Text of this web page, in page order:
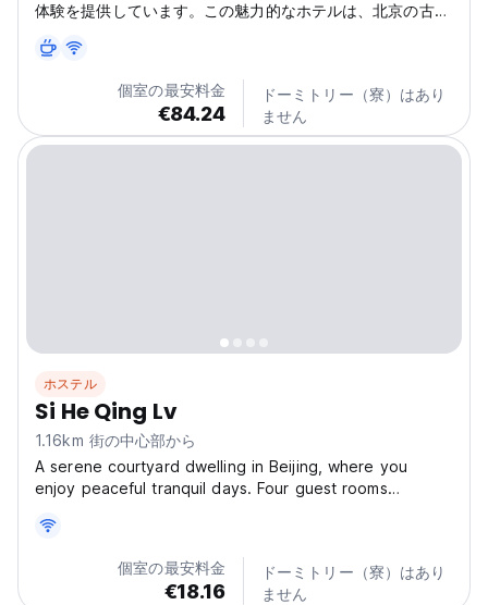
体験を提供しています。この魅力的なホテルは、北京の古代
original language)
個室の最安料金
€84.24
ドーミトリー（寮）はあり
ません
ホステル
Si He Qing Lv
1.16km 街の中心部から
A serene courtyard dwelling in Beijing, where you
enjoy peaceful tranquil days. Four guest rooms
and pleasant surroundings, far away from hustle and
bustle. Fully furnished with complete amenities, every...
個室の最安料金
€18.16
ドーミトリー（寮）はあり
ません